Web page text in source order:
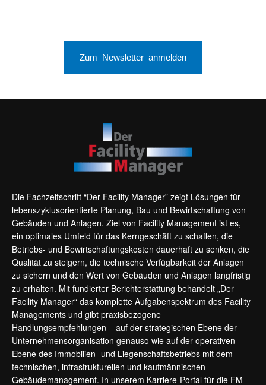
Zum Newsletter anmelden
Die Fachzeitschrift “Der Facility Manager” zeigt Lösungen für
lebenszyklusorientierte Planung, Bau und Bewirtschaftung von
Gebäuden und Anlagen. Ziel von Facility Management ist es,
ein optimales Umfeld für das Kerngeschäft zu schaffen, die
Betriebs- und Bewirtschaftungskosten dauerhaft zu senken, die
Qualität zu steigern, die technische Verfügbarkeit der Anlagen
zu sichern und den Wert von Gebäuden und Anlagen langfristig
zu erhalten. Mit fundierter Berichterstattung behandelt „Der
Facility Manager“ das komplette Aufgabenspektrum des Facility
Managements und gibt praxisbezogene
Handlungsempfehlungen – auf der strategischen Ebene der
Unternehmensorganisation genauso wie auf der operativen
Ebene des Immobilien- und Liegenschaftsbetriebs mit dem
technischen, infrastrukturellen und kaufmännischen
Gebäudemanagement. In unserem Karriere-Portal für die FM-